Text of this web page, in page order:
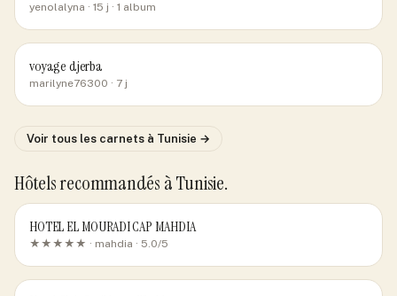
yenolalyna · 15 j · 1 album
voyage djerba
marilyne76300 · 7 j
Voir tous les carnets à Tunisie →
Hôtels recommandés à Tunisie.
HOTEL EL MOURADI CAP MAHDIA
★★★★★ · mahdia · 5.0/5